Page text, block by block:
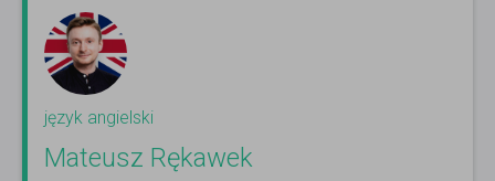
język angielski
Mateusz Rękawek